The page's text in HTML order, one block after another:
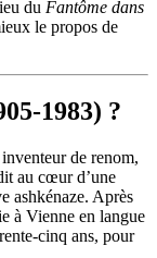
du Fantôme dans
le propos de
1983) ?
de renom,
au cœur d’une
ashkénaze. Après
à Vienne en langue
cinq ans, pour